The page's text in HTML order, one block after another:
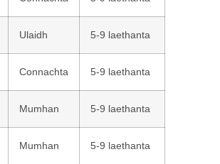
Ulaidh 5-9 laethanta
Connachta 5-9 laethanta
Mumhan 5-9 laethanta
Mumhan 5-9 laethanta